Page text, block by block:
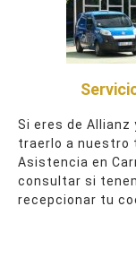
Si eres de Allianz
traerlo a nuestro
Asistencia en
consultar si
recepcionar tu